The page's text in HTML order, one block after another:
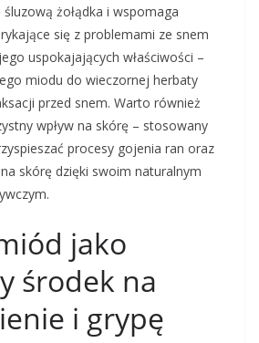
śluzową żołądka i wspomaga
się z problemami ze snem
uspokajających właściwości –
miodu do wieczornej herbaty
przed snem. Warto również
wpływ na skórę – stosowany
procesy gojenia ran oraz
skórę dzięki swoim naturalnym
jako
środek na
i grypę